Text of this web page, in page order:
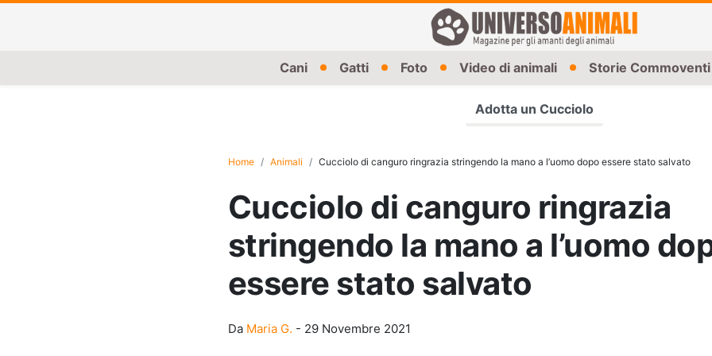
Cani Gatti Foto Video di animali Storie Commoventi
Adotta un Cucciolo
Home Animali Cucciolo di canguro ringrazia stringendo la mano a l’uomo dopo essere stato salvato
Cucciolo di canguro ringrazia
stringendo la mano a l’uomo
essere stato salvato
Da Maria G. - 29 Novembre 2021